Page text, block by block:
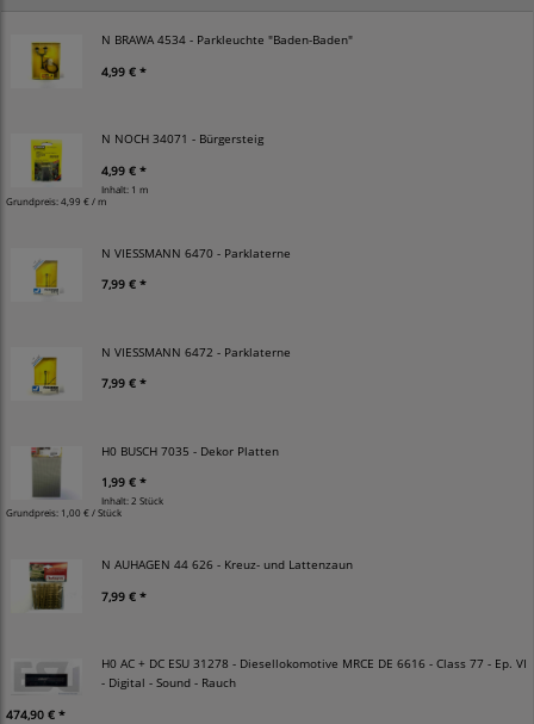
N BRAWA 4534 - Parkleuchte "Baden-Baden"
4,99 € *
N NOCH 34071 - Bürgersteig
4,99 € *
Inhalt: 1 m
Grundpreis:4,99 € / m
N VIESSMANN 6470 - Parklaterne
7,99 € *
N VIESSMANN 6472 - Parklaterne
7,99 € *
H0 BUSCH 7035 - Dekor Platten
1,99 € *
Inhalt: 2 Stück
Grundpreis: 1,00 € / Stück
N AUHAGEN 44 626 - Kreuz- und Lattenzaun
7,99 € *
H0 AC + DC ESU 31278 - Diesellokomotive MRCE DE 6616 - Class 77 - Ep. VI
- Digital - Sound - Rauch
474,90 € *